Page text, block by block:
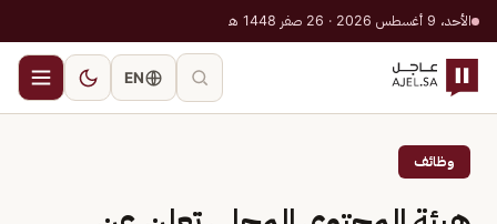
الأحد، 9 أغسطس 2026 · 26 صفر 1448 هـ
EN
وظائف